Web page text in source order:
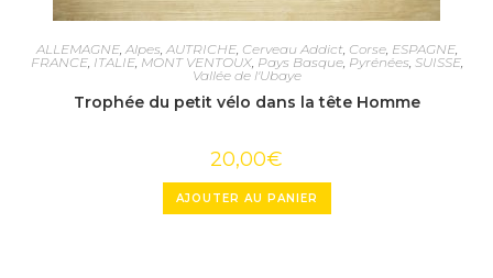
ALLEMAGNE, Alpes, AUTRICHE, Cerveau Addict, Corse, ESPAGNE,
FRANCE, ITALIE, MONT VENTOUX, Pays Basque, Pyrénées, SUISSE,
Vallée de l'Ubaye
Trophée du petit vélo dans la tête Homme
20,00€
AJOUTER AU PANIER